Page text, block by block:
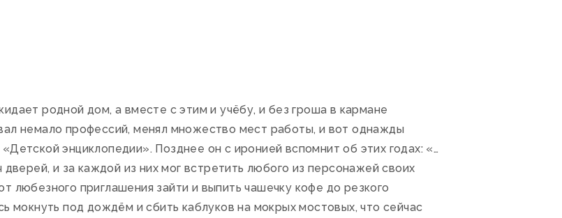
родной дом, а вместе с этим и учёбу, и без гроша в кармане
немало профессий, менял множество мест работы, и вот однажды
энциклопедии». Позднее он с иронией вспомнит об этих годах: «…
и за каждой из них мог встретить любого из персонажей своих
приглашения зайти и выпить чашечку кофе до резкого
мокнуть под дождём и сбить каблуков на мокрых мостовых, что сейчас